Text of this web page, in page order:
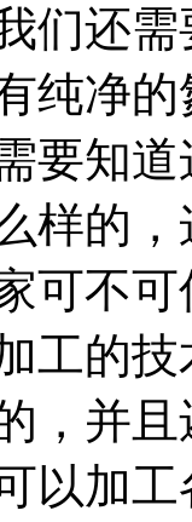
们还
纯净
要知
样的
可不
工的
，并
以加